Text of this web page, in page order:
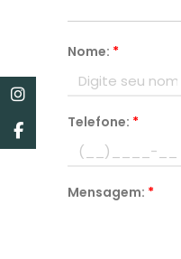
Nome: *
Telefone: *
Mensagem: *